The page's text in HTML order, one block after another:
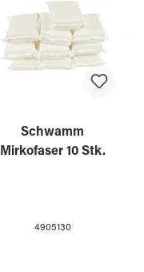
Schwamm
Mirkofaser 10 Stk.
4905130